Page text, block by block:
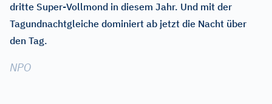
dritte Super-Vollmond in diesem Jahr. Und mit der
Tagundnachtgleiche dominiert ab jetzt die Nacht über
den Tag.
NPO